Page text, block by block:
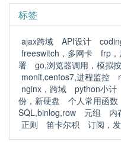
标签
ajax跨域 API设计
freeswitch，多网卡
frp
署
go,浏览器调用，模拟
monit,centos7,进程监控
nginx，跨域
python小计
份，新硬盘
个人常用函数
SQL,binlog,row
元组 内
正则
笛卡尔积 订阅，